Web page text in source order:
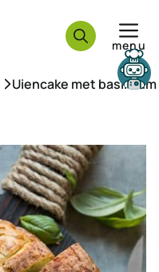
menu
»Uiencake met basilicum